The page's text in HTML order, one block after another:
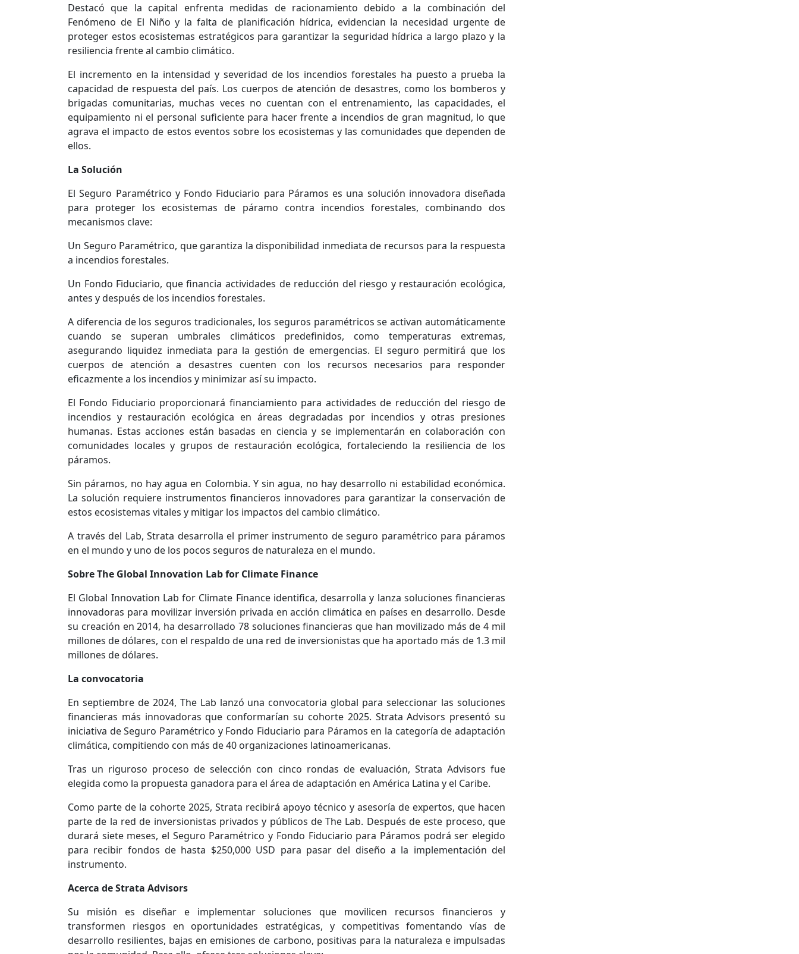
Destacó que la capital enfrenta medidas de racionamiento debido a la combinación del
Fenómeno de El Niño y la falta de planificación hídrica, evidencian la necesidad urgente de
proteger estos ecosistemas estratégicos para garantizar la seguridad hídrica a largo plazo y la
resiliencia frente al cambio climático.
El incremento en la intensidad y severidad de los incendios forestales ha puesto a prueba la
capacidad de respuesta del país. Los cuerpos de atención de desastres, como los bomberos y
brigadas comunitarias, muchas veces no cuentan con el entrenamiento, las capacidades, el
equipamiento ni el personal suficiente para hacer frente a incendios de gran magnitud, lo que
agrava el impacto de estos eventos sobre los ecosistemas y las comunidades que dependen de
ellos.
La Solución
El Seguro Paramétrico y Fondo Fiduciario para Páramos es una solución innovadora diseñada
para proteger los ecosistemas de páramo contra incendios forestales, combinando dos
mecanismos clave:
Un Seguro Paramétrico, que garantiza la disponibilidad inmediata de recursos para la respuesta
a incendios forestales.
Un Fondo Fiduciario, que financia actividades de reducción del riesgo y restauración ecológica,
antes y después de los incendios forestales.
A diferencia de los seguros tradicionales, los seguros paramétricos se activan automáticamente
cuando se superan umbrales climáticos predefinidos, como temperaturas extremas,
asegurando liquidez inmediata para la gestión de emergencias. El seguro permitirá que los
cuerpos de atención a desastres cuenten con los recursos necesarios para responder
eficazmente a los incendios y minimizar así su impacto.
El Fondo Fiduciario proporcionará financiamiento para actividades de reducción del riesgo de
incendios y restauración ecológica en áreas degradadas por incendios y otras presiones
humanas. Estas acciones están basadas en ciencia y se implementarán en colaboración con
comunidades locales y grupos de restauración ecológica, fortaleciendo la resiliencia de los
páramos.
Sin páramos, no hay agua en Colombia. Y sin agua, no hay desarrollo ni estabilidad económica.
La solución requiere instrumentos financieros innovadores para garantizar la conservación de
estos ecosistemas vitales y mitigar los impactos del cambio climático.
A través del Lab, Strata desarrolla el primer instrumento de seguro paramétrico para páramos
en el mundo y uno de los pocos seguros de naturaleza en el mundo.
Sobre The Global Innovation Lab for Climate Finance
El Global Innovation Lab for Climate Finance identifica, desarrolla y lanza soluciones financieras
innovadoras para movilizar inversión privada en acción climática en países en desarrollo. Desde
su creación en 2014, ha desarrollado 78 soluciones financieras que han movilizado más de 4 mil
millones de dólares, con el respaldo de una red de inversionistas que ha aportado más de 1.3 mil
millones de dólares.
La convocatoria
En septiembre de 2024, The Lab lanzó una convocatoria global para seleccionar las soluciones
financieras más innovadoras que conformarían su cohorte 2025. Strata Advisors presentó su
iniciativa de Seguro Paramétrico y Fondo Fiduciario para Páramos en la categoría de adaptación
climática, compitiendo con más de 40 organizaciones latinoamericanas.
Tras un riguroso proceso de selección con cinco rondas de evaluación, Strata Advisors fue
elegida como la propuesta ganadora para el área de adaptación en América Latina y el Caribe.
Como parte de la cohorte 2025, Strata recibirá apoyo técnico y asesoría de expertos, que hacen
parte de la red de inversionistas privados y públicos de The Lab. Después de este proceso, que
durará siete meses, el Seguro Paramétrico y Fondo Fiduciario para Páramos podrá ser elegido
para recibir fondos de hasta $250,000 USD para pasar del diseño a la implementación del
instrumento.
Acerca de Strata Advisors
Su misión es diseñar e implementar soluciones que movilicen recursos financieros y
transformen riesgos en oportunidades estratégicas, y competitivas fomentando vías de
desarrollo resilientes, bajas en emisiones de carbono, positivas para la naturaleza e impulsadas